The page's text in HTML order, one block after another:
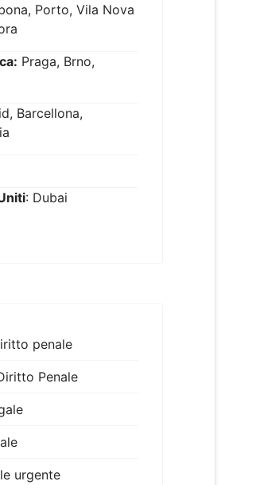
Porto, Vila Nova
Praga, Brno,
Barcellona,
: Dubai
penale
Penale
urgente